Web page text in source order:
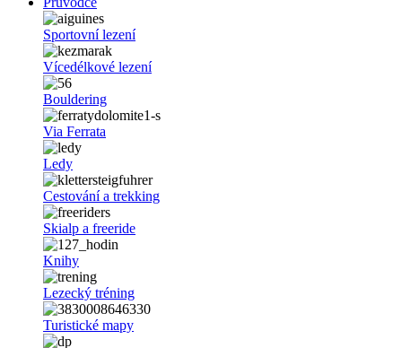
Sportovní lezení
Vícedélkové lezení
Bouldering
Via Ferrata
Ledy
Cestování a trekking
Skialp a freeride
Knihy
Lezecký tréning
Turistické mapy